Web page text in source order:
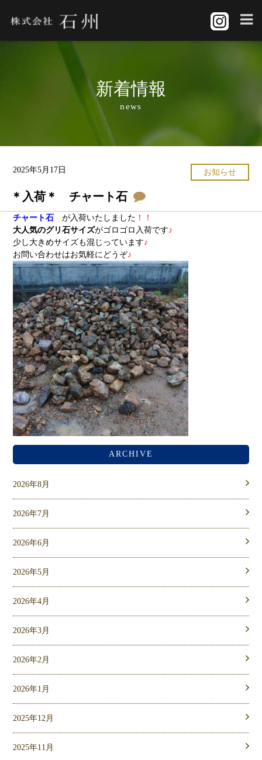
新着情報
news
2025年5月17日 お知らせ
＊入荷＊ チャート石
チャート石 が入荷いたしました ！！
大人気のグリ石サイズがゴロゴロ入荷です♪
少し大きめサイズも混じっています♪
お問い合わせはお気軽にどうぞ♪
ARCHIVE
2026年8月
2026年7月
2026年6月
2026年5月
2026年4月
2026年3月
2026年2月
2026年1月
2025年12月
2025年11月